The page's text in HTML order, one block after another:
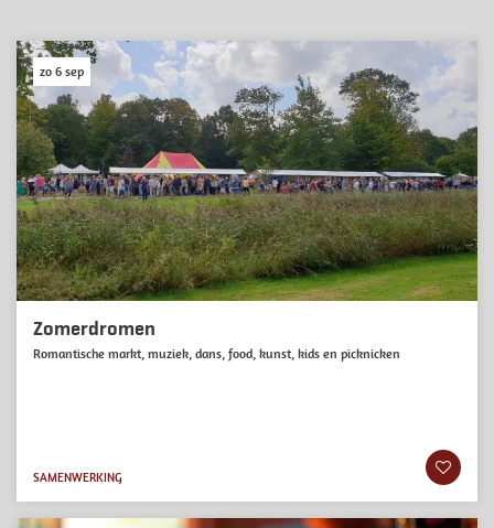
Zomerdromen
Romantische markt, muziek, dans, food, kunst, kids en picknicken
zo 6 sep
SAMENWERKING